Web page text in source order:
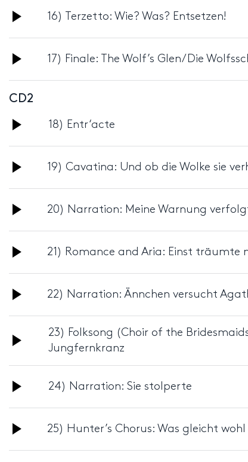
Audio
Player
16) Terzetto: Wie? Was? Entsetzen!
Audio
Player
17) Finale: The Wolf’s Glen/Die
CD2
Audio
Player
18) Entr‘acte
Audio
Player
19) Cavatina: Und ob die Wolke sie
Audio
Player
20) Narration: Meine Warnung
Audio
Player
21) Romance and Aria: Einst träumte
Audio
Player
22) Narration: Ännchen versucht
Audio
23) Folksong (Choir of the
Jungfernkranz
Audio
Player
24) Narration: Sie stolperte
Audio
Player
25) Hunter’s Chorus: Was gleicht